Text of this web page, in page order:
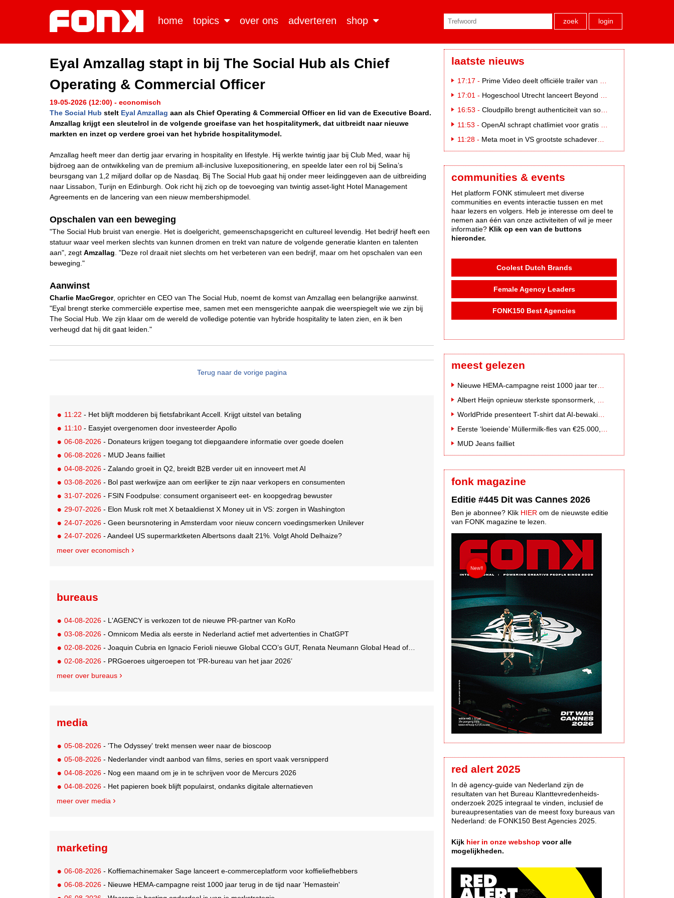
home topics over ons adverteren shop zoek login
Eyal Amzallag stapt in bij The Social Hub als Chief
Operating & Commercial Officer
19-05-2026 (12:00) - economisch
The Social Hub stelt Eyal Amzallag aan als Chief Operating & Commercial Officer en lid van de Executive Board.
Amzallag krijgt een sleutelrol in de volgende groeifase van het hospitalitymerk, dat uitbreidt naar nieuwe
markten en inzet op verdere groei van het hybride hospitalitymodel.
Amzallag heeft meer dan dertig jaar ervaring in hospitality en lifestyle. Hij werkte twintig jaar bij Club Med, waar hij
bijdroeg aan de ontwikkeling van de premium all-inclusive luxepositionering, en speelde later een rol bij Selina’s
beursgang van 1,2 miljard dollar op de Nasdaq. Bij The Social Hub gaat hij onder meer leidinggeven aan de uitbreiding
naar Lissabon, Turijn en Edinburgh. Ook richt hij zich op de toevoeging van twintig asset-light Hotel Management
Agreements en de lancering van een nieuw membershipmodel.
Opschalen van een beweging
"The Social Hub bruist van energie. Het is doelgericht, gemeenschapsgericht en cultureel levendig. Het bedrijf heeft een
statuur waar veel merken slechts van kunnen dromen en trekt van nature de volgende generatie klanten en talenten
aan", zegt Amzallag . "Deze rol draait niet slechts om het verbeteren van een bedrijf, maar om het opschalen van een
beweging."
Aanwinst
Charlie MacGregor, oprichter en CEO van The Social Hub, noemt de komst van Amzallag een belangrijke aanwinst.
"Eyal brengt sterke commerciële expertise mee, samen met een mensgerichte aanpak die weerspiegelt wie we zijn bij
The Social Hub. We zijn klaar om de wereld de volledige potentie van hybride hospitality te laten zien, en ik ben
verheugd dat hij dit gaat leiden."
Terug naar de vorige pagina
11:22 - Het blijft modderen bij fietsfabrikant Accell. Krijgt uitstel van betaling
11:10 - Easyjet overgenomen door investeerder Apollo
06-08-2026 - Donateurs krijgen toegang tot diepgaandere informatie over goede doelen
06-08-2026 - MUD Jeans failliet
04-08-2026 - Zalando groeit in Q2, breidt B2B verder uit en innoveert met AI
03-08-2026 - Bol past werkwijze aan om eerlijker te zijn naar verkopers en consumenten
31-07-2026 - FSIN Foodpulse: consument organiseert eet- en koopgedrag bewuster
29-07-2026 - Elon Musk rolt met X betaaldienst X Money uit in VS: zorgen in Washington
24-07-2026 - Geen beursnotering in Amsterdam voor nieuw concern voedingsmerken Unilever
24-07-2026 - Aandeel US supermarktketen Albertsons daalt 21%. Volgt Ahold Delhaize?
meer over economisch
bureaus
04-08-2026 - L'AGENCY is verkozen tot de nieuwe PR-partner van KoRo
03-08-2026 - Omnicom Media als eerste in Nederland actief met advertenties in ChatGPT
02-08-2026 - Joaquin Cubria en Ignacio Ferioli nieuwe Global CCO’s GUT, Renata Neumann Global Head of Production
02-08-2026 - PRGoeroes uitgeroepen tot ‘PR-bureau van het jaar 2026’
meer over bureaus
media
05-08-2026 - 'The Odyssey' trekt mensen weer naar de bioscoop
05-08-2026 - Nederlander vindt aanbod van films, series en sport vaak versnipperd
04-08-2026 - Nog een maand om je in te schrijven voor de Mercurs 2026
04-08-2026 - Het papieren boek blijft populairst, ondanks digitale alternatieven
meer over media
marketing
06-08-2026 - Koffiemachinemaker Sage lanceert e-commerceplatform voor koffieliefhebbers
06-08-2026 - Nieuwe HEMA-campagne reist 1000 jaar terug in de tijd naar 'Hemastein'
laatste nieuws
17:17 - Prime Video deelt officiële trailer van L*VE KLEINE
17:01 - Hogeschool Utrecht lanceert Beyond Campus binnen International Creative Business
16:53 - Cloudpillo brengt authenticiteit van social naar tv
11:53 - OpenAI schrapt chatlimiet voor gratis ChatGPT-gebruikers
11:28 - Meta moet in VS grootste schadevergoeding ooit betalen: 567 miljoen dollar
communities & events
Het platform FONK stimuleert met diverse
communities en events interactie tussen en met
haar lezers en volgers. Heb je interesse om deel te
nemen aan één van onze activiteiten of wil je meer
informatie? Klik op een van de buttons
hieronder.
Coolest Dutch Brands
Female Agency Leaders
FONK150 Best Agencies
meest gelezen
MUD Jeans failliet
fonk magazine
Editie #445 Dit was Cannes 2026
Ben je abonnee? Klik HIER om de nieuwste editie
van FONK magazine te lezen.
red alert 2025
In dè agency-guide van Nederland zijn de
resultaten van het Bureau Klanttevredenheids-
onderzoek 2025 integraal te vinden, inclusief de
bureaupresentaties van de meest foxy bureaus van
Nederland: de FONK150 Best Agencies 2025.
Kijk hier in onze webshop voor alle
mogelijkheden.